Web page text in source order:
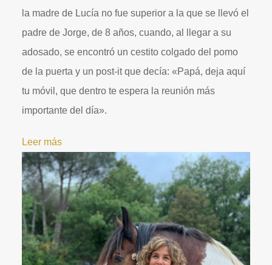
la madre de Lucía no fue superior a la que se llevó el
padre de Jorge, de 8 años, cuando, al llegar a su
adosado, se encontró un cestito colgado del pomo
de la puerta y un post-it que decía: «Papá, deja aquí
tu móvil, que dentro te espera la reunión más
importante del día».
Leer más